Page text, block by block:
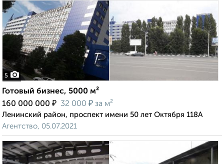
5
Готовый бизнес, 5000 м²
160 000 000 ₽ 32 000 ₽ за м²
Ленинский район, проспект имени 50 лет Октября 118А
Агентство, 05.07.2021